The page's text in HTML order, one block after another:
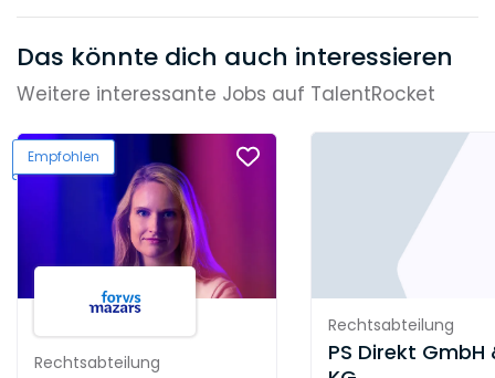
Das könnte dich auch interessieren
Weitere interessante Jobs auf TalentRocket
Empfohlen
Rechtsabteilung
Rechtsabteilung
PS Direkt GmbH